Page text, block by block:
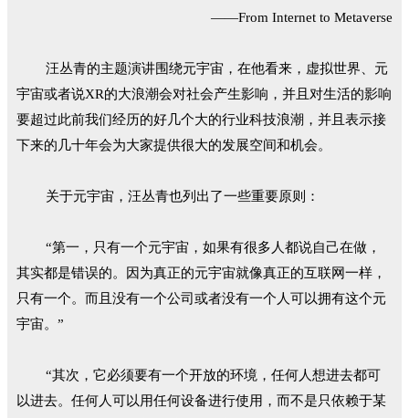
——From Internet to Metaverse
汪丛青的主题演讲围绕元宇宙，在他看来，虚拟世界、元
宇宙或者说XR的大浪潮会对社会产生影响，并且对生活的影响
要超过此前我们经历的好几个大的行业科技浪潮，并且表示接
下来的几十年会为大家提供很大的发展空间和机会。
关于元宇宙，汪丛青也列出了一些重要原则：
“第一，只有一个元宇宙，如果有很多人都说自己在做，
其实都是错误的。因为真正的元宇宙就像真正的互联网一样，
只有一个。而且没有一个公司或者没有一个人可以拥有这个元
宇宙。”
“其次，它必须要有一个开放的环境，任何人想进去都可
以进去。任何人可以用任何设备进行使用，而不是只依赖于某